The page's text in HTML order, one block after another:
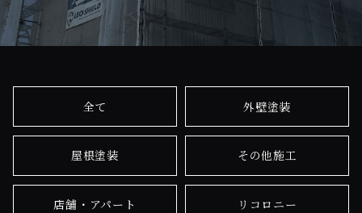
全て 外壁塗装
屋根塗装 その他施工
店舗・アパート リコロニー